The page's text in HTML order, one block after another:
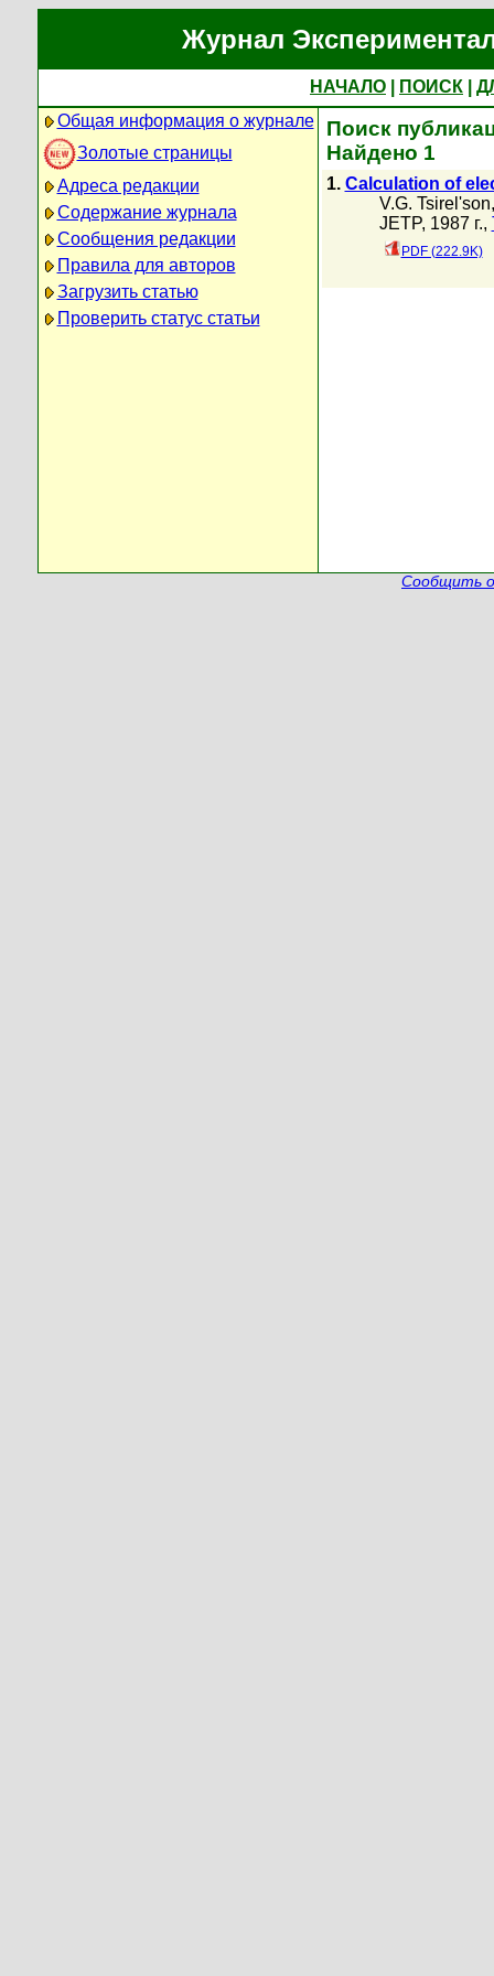
Журнал
НАЧАЛО ПОИСК
Общая информация о журнале
Золотые страницы
Адреса редакции
Содержание журнала
Сообщения редакции
Правила для авторов
Загрузить статью
Проверить статус статьи
Поиск
Найдено 1
1. Calculation of
V.G. Tsirel'son
JETP, 1987 г.,
PDF (222.9K)
Сообщить о